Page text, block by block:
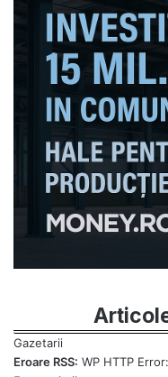
Eroare RSS: WP HTTP